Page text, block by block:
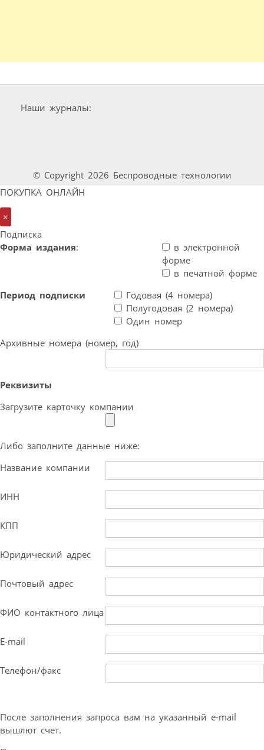
Наши журналы:
© Copyright 2026 Беспроводные технологии
ПОКУПКА ОНЛАЙН
×
Подписка
Форма издания:
в электронной
форме
в печатной форме
Период подписки
Годовая (4 номера)
Полугодовая (2 номера)
Один номер
Архивные номера (номер, год)
Реквизиты
Загрузите карточку компании
Либо заполните данные ниже:
Название компании
ИНН
КПП
Юридический адрес
Почтовый адрес
ФИО контактного лица
E-mail
Телефон/факс
После заполнения запроса вам на указанный e-mail
вышлют счет.